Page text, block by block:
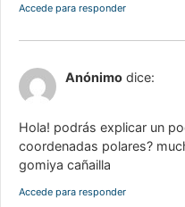
Accede para responder
Anónimo dice:
Hola! podrás explicar un
coordenadas polares?
gomiya cañailla
Accede para responder